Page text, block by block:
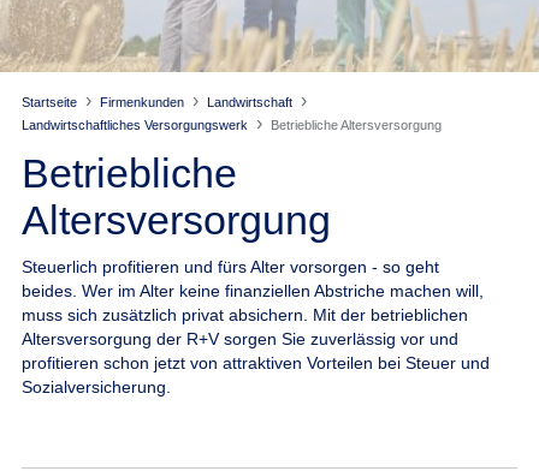
Startseite Firmenkunden
Landwirtschaft
Landwirtschaftliches Versorgungswerk
Betriebliche Altersversorgung
Betriebliche
Altersversorgung
Steuerlich profitieren und fürs Alter vorsorgen - so geht
beides. Wer im Alter keine finanziellen Abstriche machen will,
muss sich zusätzlich privat absichern. Mit der betrieblichen
Altersversorgung der R+V sorgen Sie zuverlässig vor und
profitieren schon jetzt von attraktiven Vorteilen bei Steuer und
Sozialversicherung.